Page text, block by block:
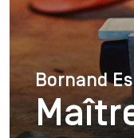
Bornand